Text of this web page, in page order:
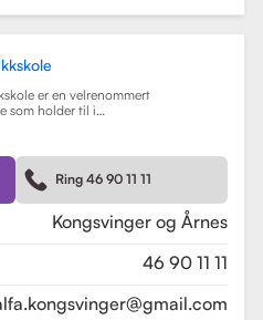
er en velrenommert
som holder til i
Skolen tilbyr et
av tjenester, inkludert
for førerkort klasse B,
og automatgir.
Ring 46 90 11 11
Kongsvinger og Årnes
46 90 11 11